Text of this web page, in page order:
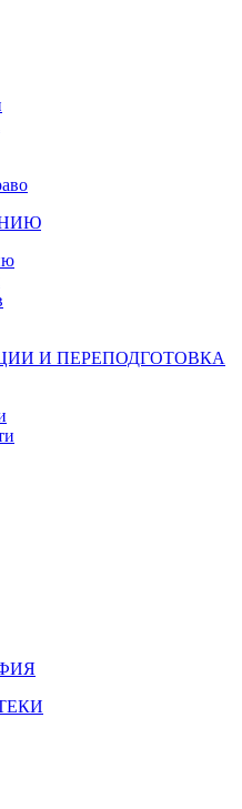
И ПЕРЕПОДГОТОВКА